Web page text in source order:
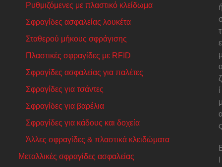
Ρυθμιζόμενες με πλαστικό κλείδωμα
Σφραγίδες ασφαλείας λουκέτα
Σταθερού μήκους σφράγισης
Πλαστικές σφραγίδες με RFID
Σφραγίδες ασφαλείας για παλέτες
Σφραγίδες για τσάντες
Σφραγίδες για βαρέλια
Σφραγίδες για κάδους και δοχεία
Άλλες σφραγίδες & πλαστικά κλειδώματα
Μεταλλικές σφραγίδες ασφαλείας
τ
ε
ζ
ί
ς